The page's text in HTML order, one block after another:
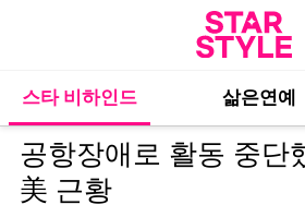
스타 비하인드 삶은연예
공항장애로 활동 중단
美 근황